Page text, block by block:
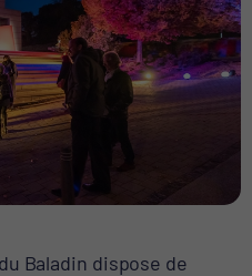
Baladin dispose de